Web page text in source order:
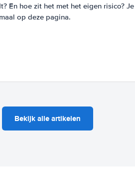
En hoe zit het met het eigen risico? Je
op deze pagina.
Bekijk alle artikelen